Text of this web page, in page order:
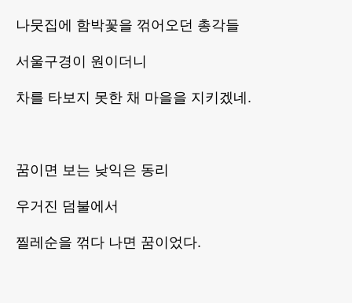
나뭇집에 함박꽃을 꺾어오던 총각들
서울구경이 원이더니
차를 타보지 못한 채 마을을 지키겠네.
꿈이면 보는 낮익은 동리
우거진 덤불에서
찔레순을 꺾다 나면 꿈이었다.